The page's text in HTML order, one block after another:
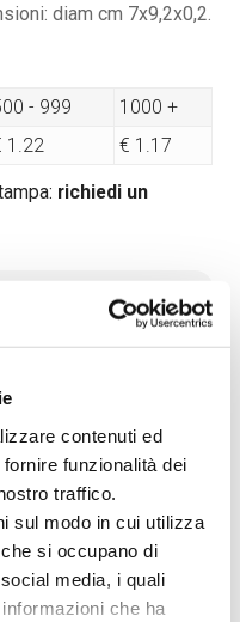
contenuti ed
funzionalità dei
traffico.
sul modo in cui utilizza
si occupano di
media, i quali
che ha
diam cm 7x9,2x0,2.
- 999
1000 +
1.22 € 1.17
richiedi un
GRATUITA
la suddivisione per